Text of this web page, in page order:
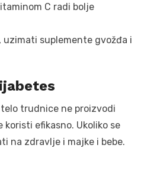
C radi bolje
uzimati suplemente gvožđa i
trudnice ne proizvodi
efikasno. Ukoliko se
na zdravlje i majke i bebe.